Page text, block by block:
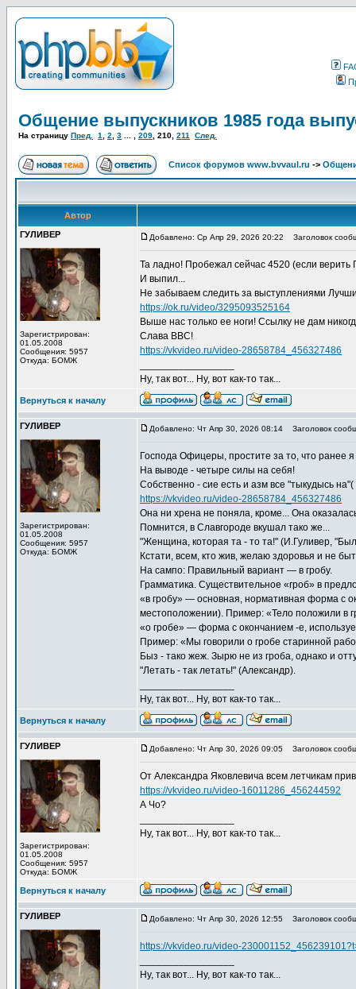
Общение выпускников 1985 года
На страницу Пред. 1 2 3 209 210 211 След.
Список форумов www.bvvaul.ru ->
Автор
ГУЛИВЕР
Зарегистрирован:
01.05.2008
Сообщения: 5957
Откуда: БОМЖ
Добавлено: Ср Апр 29, 2026 20:22 Заголовок
Та ладно! Пробежал сейчас 4520 (если верить
И выпил...
Не забываем следить за выступлениями
https://ok.ru/video/3295093525164
Выше нас только ее ноги! Ссылку не дам
Слава ВВС!
https://vkvideo.ru/video-28658784_456327486
Ну, так вот... Ну, вот как-то так...
Вернуться к началу
ГУЛИВЕР
Зарегистрирован:
01.05.2008
Сообщения: 5957
Откуда: БОМЖ
Добавлено: Чт Апр 30, 2026 08:14 Заголовок
Господа Офицеры, простите за то, что ранее
На выводе - четыре силы на себя!
Собственно - сие есть и азм все "тыкудысь на"(
https://vkvideo.ru/video-28658784_456327486
Она ни хрена не поняла, кроме... Она
Помнится, в Славгороде вкушал тако же...
"Женщина, которая та - то та!" (И.Гуливер,
Кстати, всем, кто жив, желаю здоровья и не
На сампо: Правильный вариант — в гробу.
Грамматика. Существительное «гроб» в
«в гробу» — основная, нормативная форма с
местоположении). Пример: «Тело положили в
«о гробе» — форма с окончанием ‑е,
Пример: «Мы говорили о гробе старинной
Быз - тако жеж. Зырю не из гроба, однако и
"Летать - так летать!" (Александр).
Ну, так вот... Ну, вот как-то так...
Вернуться к началу
ГУЛИВЕР
Зарегистрирован:
01.05.2008
Сообщения: 5957
Откуда: БОМЖ
Добавлено: Чт Апр 30, 2026 09:05 Заголовок
От Александра Яковлевича всем летчикам
https://vkvideo.ru/video-16011286_456244592
А Чо?
Ну, так вот... Ну, вот как-то так...
Вернуться к началу
ГУЛИВЕР Добавлено: Чт Апр 30, 2026 12:55 Заголовок
https://vkvideo.ru/video-
Ну, так вот... Ну, вот как-то так...